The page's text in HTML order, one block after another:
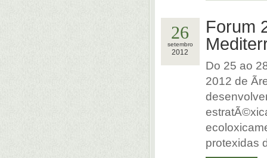
26
setembro
2012
Forum
Do 25 ao
2012 de
protexidas